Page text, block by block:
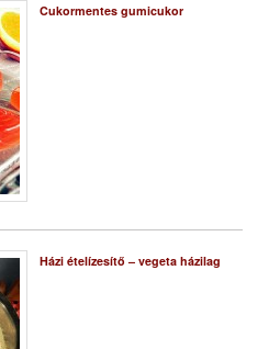
Cukormentes gumicukor
Házi ételízesítő – vegeta házilag